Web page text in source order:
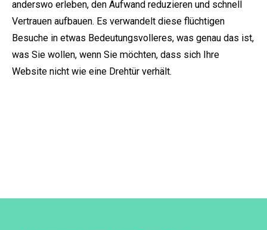
anderswo erleben, den Aufwand reduzieren und schnell
Vertrauen aufbauen. Es verwandelt diese flüchtigen
Besuche in etwas Bedeutungsvolleres, was genau das ist,
was Sie wollen, wenn Sie möchten, dass sich Ihre
Website nicht wie eine Drehtür verhält.